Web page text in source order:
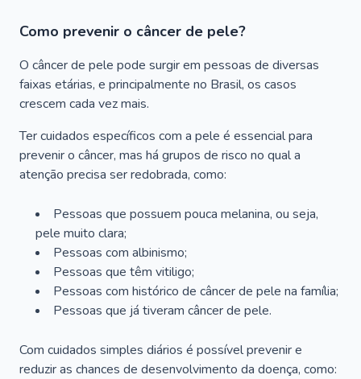
Como prevenir o câncer de pele?
O câncer de pele pode surgir em pessoas de diversas
faixas etárias, e principalmente no Brasil, os casos
crescem cada vez mais.
Ter cuidados específicos com a pele é essencial para
prevenir o câncer, mas há grupos de risco no qual a
atenção precisa ser redobrada, como:
Pessoas que possuem pouca melanina, ou seja,
pele muito clara;
Pessoas com albinismo;
Pessoas que têm vitiligo;
Pessoas com histórico de câncer de pele na família;
Pessoas que já tiveram câncer de pele.
Com cuidados simples diários é possível prevenir e
reduzir as chances de desenvolvimento da doença, como: